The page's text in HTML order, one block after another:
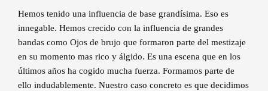
Hemos tenido una influencia de base grandísima. Eso es
innegable. Hemos crecido con la influencia de grandes
bandas como Ojos de brujo que formaron parte del mestizaje
en su momento mas rico y álgido. Es una escena que en los
últimos años ha cogido mucha fuerza. Formamos parte de
ello indudablemente. Nuestro caso concreto es que decidimos